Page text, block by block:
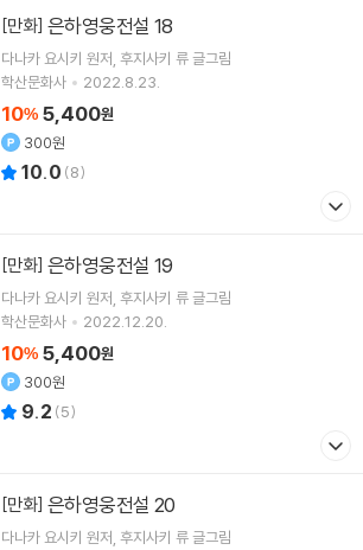
[만화] 은하영웅전설 18
다나카 요시키 원저 후지사키 류글그림
학산문화사
2022.8.23.
10% 5,400원
300원
10.0 (8)
[만화] 은하영웅전설 19
다나카 요시키 원저 후지사키 류글그림
학산문화사
2022.12.20.
10% 5,400원
300원
9.2 (5)
[만화] 은하영웅전설 20
다나카 요시키 원저 후지사키 류글그림